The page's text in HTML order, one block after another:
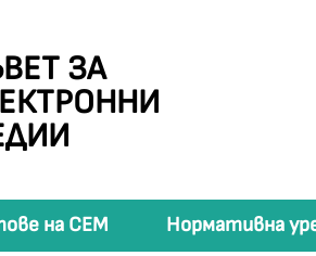
ЗА
на СЕМ Нормативна